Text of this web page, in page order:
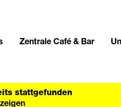
Zentrale Café & Bar
stattgefunden